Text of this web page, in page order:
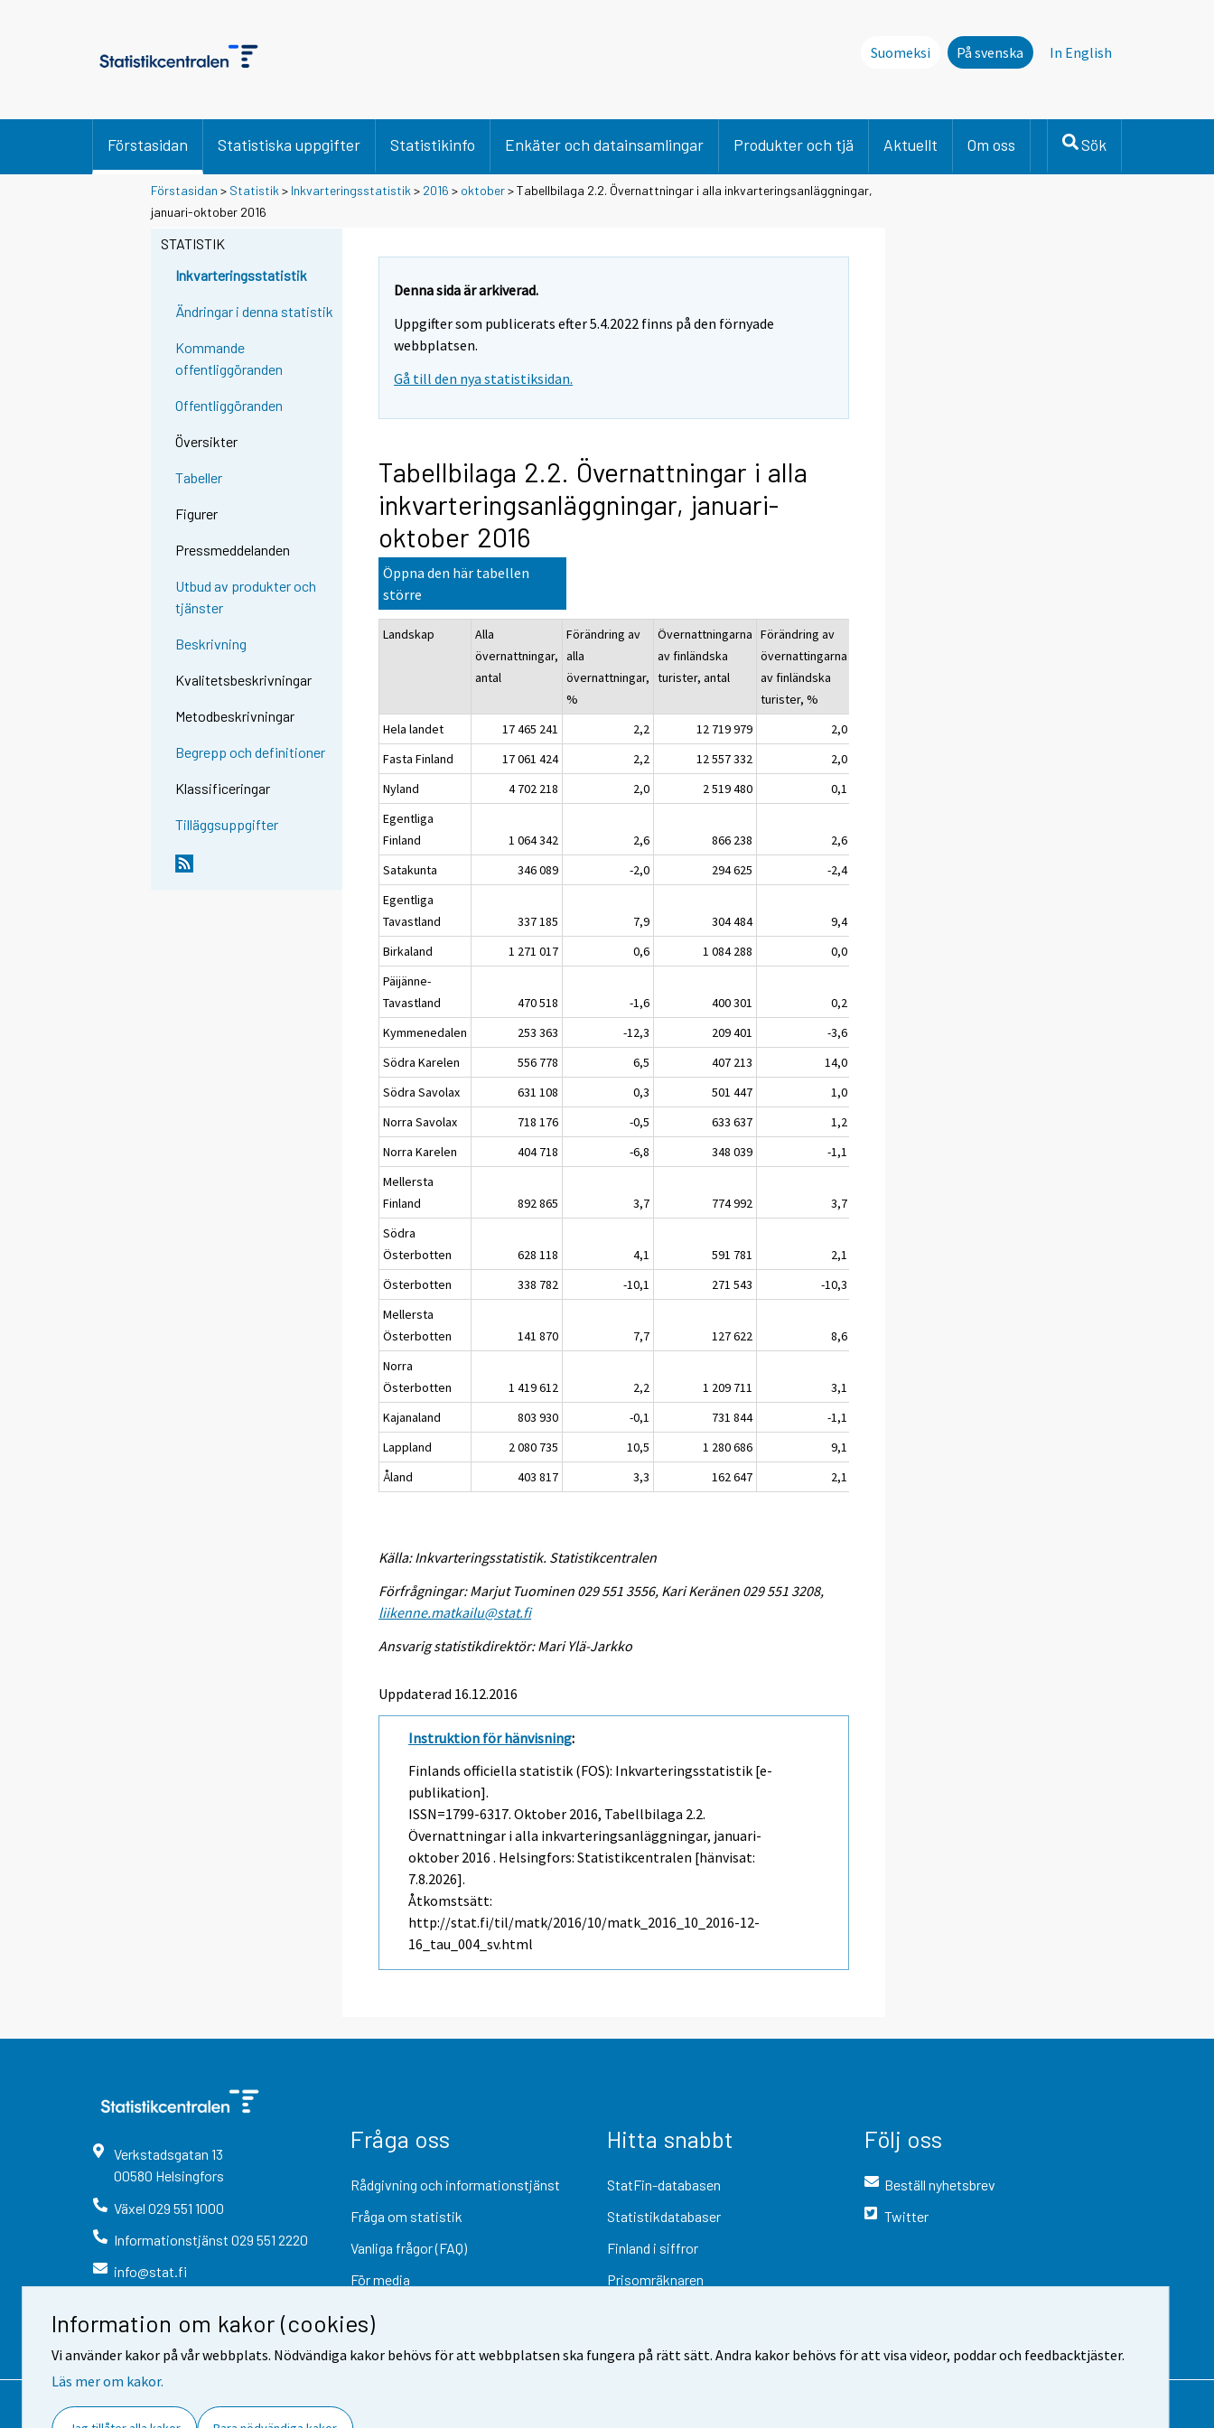
Information om kakor (cookies)
Vi använder kakor på vår webbplats. Nödvändiga kakor behövs för att webbplatsen ska fungera på rätt sätt. Andra kakor behövs för att visa videor, poddar och feedbacktjäster.
Läs mer om kakor.
Suomeksi På svenska In English
Förstasidan Statistiska uppgifter Statistikinfo Enkäter och datainsamlingar Produkter och tjä Aktuellt Om oss Sök
Förstasidan > Statistik > Inkvarteringsstatistik > 2016 > oktober> Tabellbilaga 2.2. Övernattningar i alla inkvarteringsanläggningar,
januari-oktober 2016
STATISTIK
Inkvarteringsstatistik
Ändringar i denna statistik
Kommande
offentliggöranden
Offentliggöranden
Översikter
Tabeller
Figurer
Pressmeddelanden
Utbud av produkter och
tjänster
Beskrivning
Kvalitetsbeskrivningar
Metodbeskrivningar
Begrepp och definitioner
Klassificeringar
Tilläggsuppgifter
Denna sida är arkiverad.
Uppgifter som publicerats efter 5.4.2022 finns på den förnyade
webbplatsen.
Gå till den nya statistiksidan.
Tabellbilaga 2.2. Övernattningar i alla
inkvarteringsanläggningar, januari-
oktober 2016
Öppna den här tabellen
större
Landskap
Alla
övernattningar,
antal
Förändring av
alla
övernattningar,
%
Övernattningarna
av finländska
turister, antal
Förändring av
övernattingarna
av finländska
turister, %
Hela landet
17 465 241 2,2 12 719 979 2,0
Fasta Finland
17 061 424 2,2 12 557 332 2,0
Nyland
4 702 218 2,0 2 519 480 0,1
Egentliga
Finland
1 064 342 2,6 866 238 2,6
Satakunta
346 089 -2,0 294 625 -2,4
Egentliga
Tavastland
337 185 7,9 304 484 9,4
Birkaland
1 271 017 0,6 1 084 288 0,0
Päijänne-
Tavastland
470 518 -1,6 400 301 0,2
Kymmenedalen
253 363 -12,3 209 401 -3,6
Södra Karelen
556 778 6,5 407 213 14,0
Södra Savolax
631 108 0,3 501 447 1,0
Norra Savolax
718 176 -0,5 633 637 1,2
Norra Karelen
404 718 -6,8 348 039 -1,1
Mellersta
Finland
892 865 3,7 774 992 3,7
Södra
Österbotten
628 118 4,1 591 781 2,1
Österbotten
338 782 -10,1 271 543 -10,3
Mellersta
Österbotten
141 870 7,7 127 622 8,6
Norra
Österbotten
1 419 612 2,2 1 209 711 3,1
Kajanaland
803 930 -0,1 731 844 -1,1
Lappland
2 080 735 10,5 1 280 686 9,1
Åland
403 817 3,3 162 647 2,1
Källa: Inkvarteringsstatistik. Statistikcentralen
Förfrågningar: Marjut Tuominen 029 551 3556, Kari Keränen 029 551 3208,
liikenne.matkailu@stat.fi
Ansvarig statistikdirektör: Mari Ylä-Jarkko
Uppdaterad 16.12.2016
Instruktion för hänvisning:
Finlands officiella statistik (FOS): Inkvarteringsstatistik [e-
publikation].
ISSN=1799-6317.Oktober 2016, Tabellbilaga 2.2.
Övernattningar i alla inkvarteringsanläggningar, januari-
oktober 2016 . Helsingfors: Statistikcentralen [hänvisat:
7.8.2026].
Åtkomstsätt:
http://stat.fi/til/matk/2016/10/matk_2016_10_2016-12-
16_tau_004_sv.html
Verkstadsgatan 13
00580 Helsingfors
Växel 029 551 1000
Informationstjänst 029 551 2220
info@stat.fi
Fråga oss
Rådgivning och informationstjänst
Fråga om statistik
Vanliga frågor (FAQ)
För media
Hitta snabbt
StatFin-databasen
Statistikdatabaser
Finland i siffror
Prisomräknaren
Följ oss
Beställ nyhetsbrev
Twitter
Kontaktinformation Respons